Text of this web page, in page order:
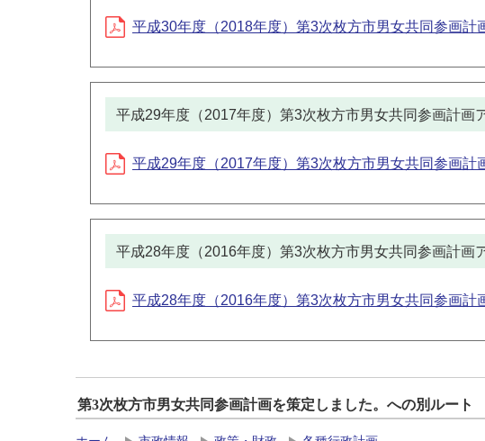
平成30年度（2018年度）第3次枚方市男女共同参画
平成29年度（2017年度）第3次枚方市男女共同参画計画
平成29年度（2017年度）第3次枚方市男女共同参画
平成28年度（2016年度）第3次枚方市男女共同参画計画
平成28年度（2016年度）第3次枚方市男女共同参画
第3次枚方市男女共同参画計画を策定しました。への別ルート